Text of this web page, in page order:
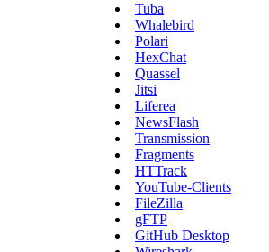
Tuba
Whalebird
Polari
HexChat
Quassel
Jitsi
Liferea
NewsFlash
Transmission
Fragments
HTTrack
YouTube-Clients
FileZilla
gFTP
GitHub Desktop